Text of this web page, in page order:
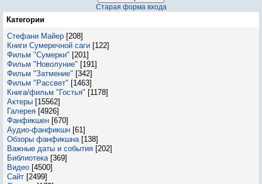
Старая форма входа
Категории
Стефани Майер [208]
Книги Сумеречной саги [122]
Фильм "Сумерки" [201]
Фильм "Новолуние" [191]
Фильм "Затмение" [342]
Фильм "Рассвет" [1463]
Книга/фильм "Гостья" [1178]
Актеры [15562]
Галерея [4926]
Фанфикшен [670]
Аудио-фанфикшн [61]
Обзоры фанфикшна [138]
Важные даты и события [202]
Библиотека [369]
Видео [4500]
Сайт [2499]